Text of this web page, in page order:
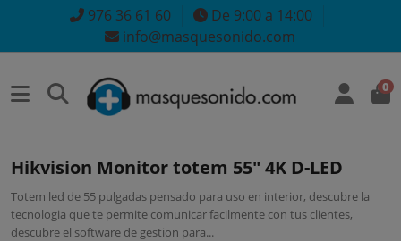
976 36 61 60
De 9:00 a 14:00
info@masquesonido.com
0
Hikvision Monitor totem 55" 4K D-LED
Totem led de 55 pulgadas pensado para uso en interior, descubre la
tecnologia que te permite comunicar facilmente con tus clientes,
descubre el software de gestion para...